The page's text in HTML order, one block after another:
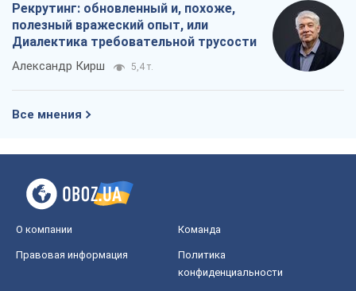
Рекрутинг: обновленный и, похоже,
полезный вражеский опыт, или
Диалектика требовательной трусости
Александр Кирш 5,4 т.
Все мнения
О компании Команда
Правовая информация
Политика
конфиденциальности